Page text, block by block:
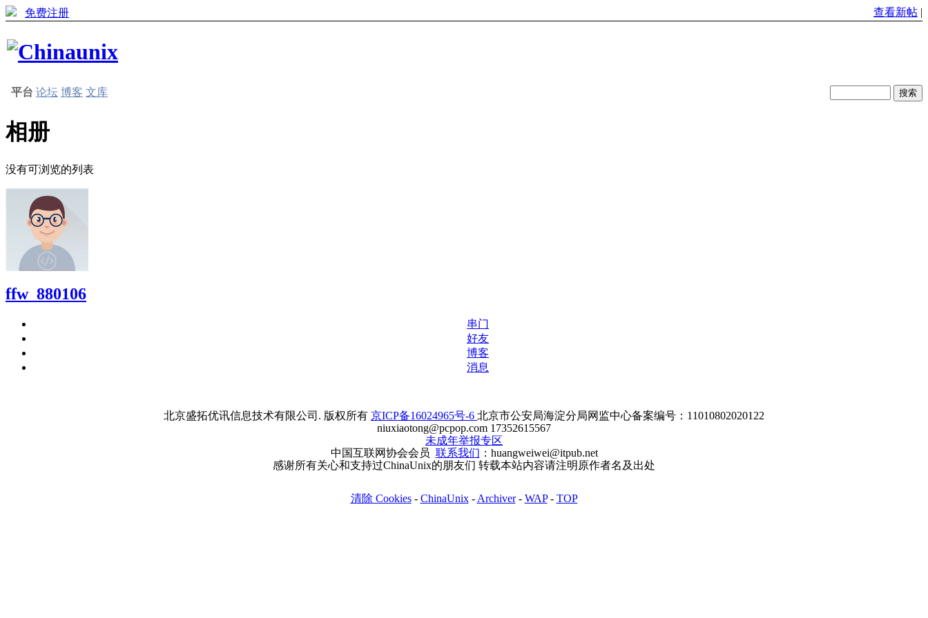
免费注册 查看新帖 |
平台 论坛 博客 文库
相册
没有可浏览的列表
ffw_880106
串门
好友
博客
消息
北京盛拓优讯信息技术有限公司. 版权所有 京ICP备16024965号-6 北京市公安局海淀分局网监中心备案编号：11010802020122
niuxiaotong@pcpop.com 17352615567
未成年举报专区
中国互联网协会会员 联系我们 ：huangweiwei@itpub.net
感谢所有关心和支持过ChinaUnix的朋友们 转载本站内容请注明原作者名及出处
清除 Cookies- ChinaUnix- Archiver- WAP- TOP